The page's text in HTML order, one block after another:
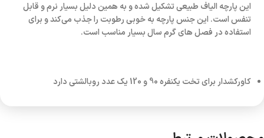
این پارچه الیاف طبیعی تشکیل شده و به همین دلیل بسیار نرم و قابل
تنفس است. این جنس پارچه به خوبی رطوبت را جذب می‌کند و برای
استفاده در فصل های گرم سال بسیار مناسب است.
کاورکشدار برای تخت یکنفره 90 و 120 یک عدد روبالشتی دارد